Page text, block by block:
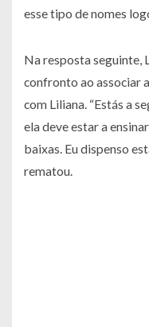
esse tipo de nomes
Na resposta seguinte,
confronto ao associar
com Liliana. “Estás a
ela deve estar a
baixas. Eu dispenso
rematou.